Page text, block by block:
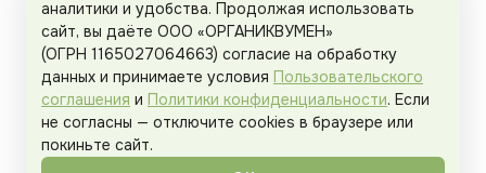
Пользовательское соглашение
Organicwoman.ru . Все права защищены.
аналитики и удобства. Продолжая использовать
сайт, вы даёте ООО «ОРГАНИКВУМЕН»
(ОГРН 1165027064663) согласие на обработку
данных и принимаете условия Пользовательского
соглашения и Политики конфиденциальности. Если
не согласны — отключите cookies в браузере или
покиньте сайт.